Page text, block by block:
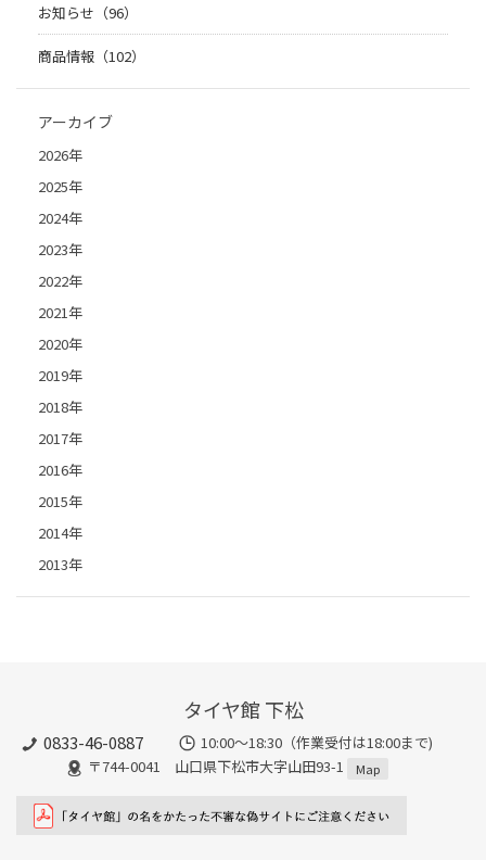
お知らせ（96）
商品情報（102）
アーカイブ
2026年
2025年
2024年
2023年
2022年
2021年
2020年
2019年
2018年
2017年
2016年
2015年
2014年
2013年
タイヤ館 下松
0833-46-0887
10:00～18:30（作業受付は18:00まで)
〒744-0041 山口県下松市大字山田93-1
Map